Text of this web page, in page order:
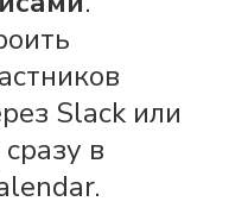
Slack или
в